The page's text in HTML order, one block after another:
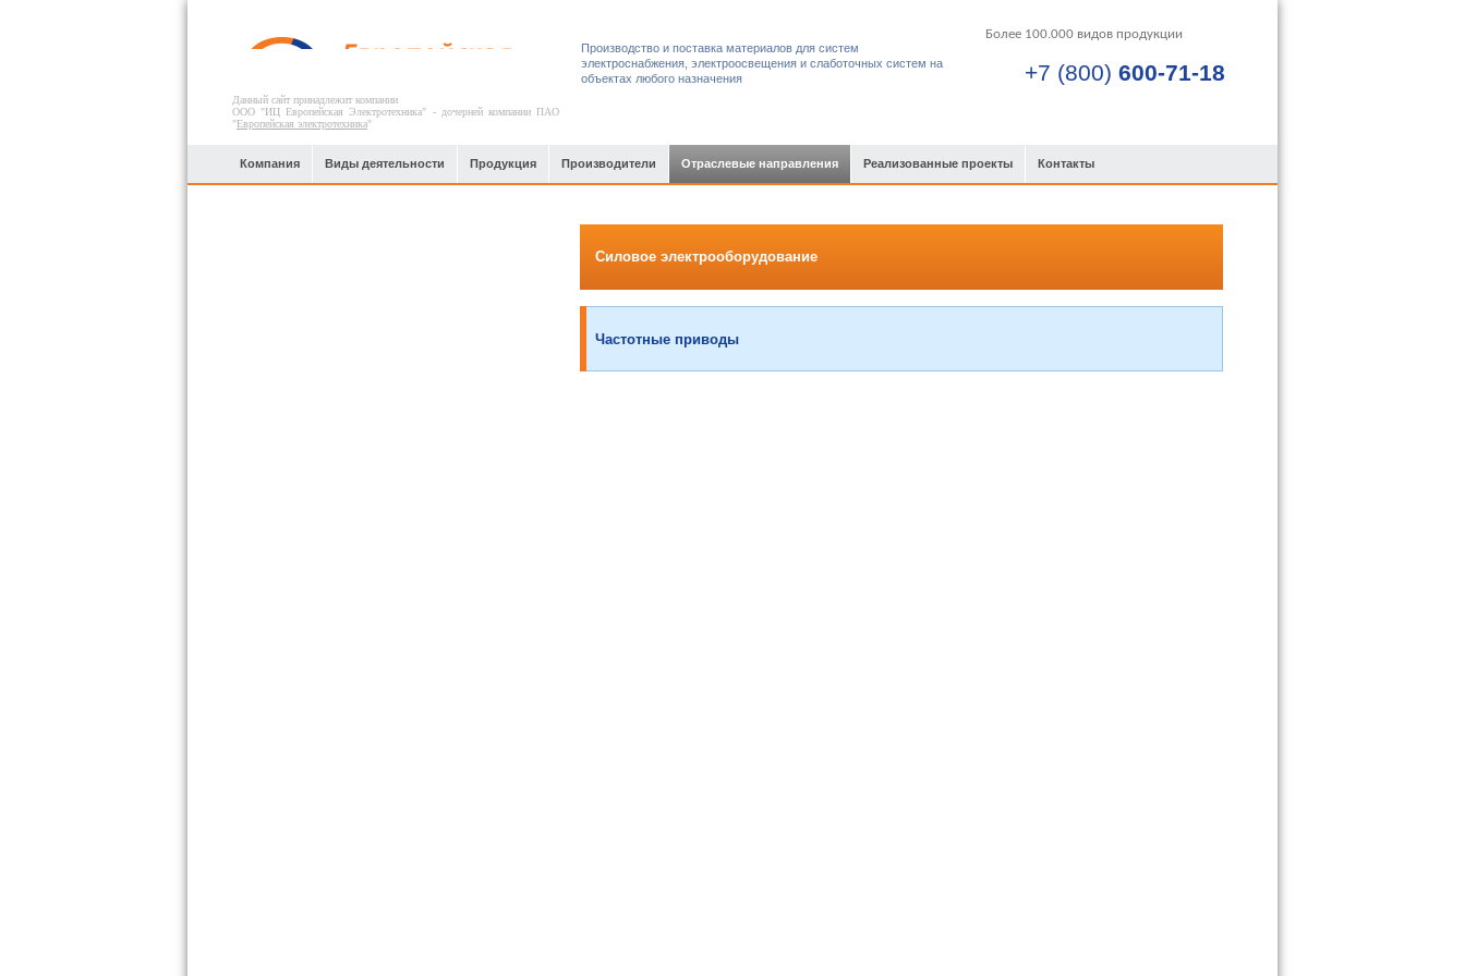
Данный сайт принадлежит компании
ООО "ИЦ Европейская Электротехника" - дочерней компании ПАО
"Европейская электротехника"
+7 (800) 600-71-18
Производство и поставка материалов для систем
электроснабжения, электроосвещения и слаботочных систем на
объектах любого назначения
Компания Виды деятельности Продукция Производители Отраслевые направления Реализованные проекты Контакты
Силовое электрооборудование
Частотные приводы